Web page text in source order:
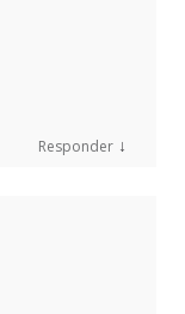
Responder ↓